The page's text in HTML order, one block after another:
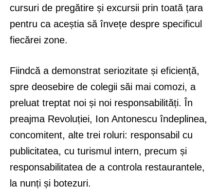
cursuri de pregătire și excursii prin toată țara
pentru ca aceștia să învețe despre specificul
fiecărei zone.
Fiindcă a demonstrat seriozitate și eficiență,
spre deosebire de colegii săi mai comozi, a
preluat treptat noi și noi responsabilități. În
preajma Revoluției, Ion Antonescu îndeplinea,
concomitent, alte trei roluri: responsabil cu
publicitatea, cu turismul intern, precum și
responsabilitatea de a controla restaurantele,
la nunți și botezuri.